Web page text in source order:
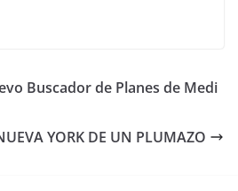
Buscador de Planes de Medi
YORK DE UN PLUMAZO